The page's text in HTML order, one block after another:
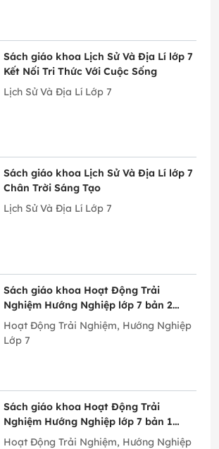
Sách giáo khoa Lịch Sử Và Địa Lí lớp 7
Kết Nối Tri Thức Với Cuộc Sống
Lịch Sử Và Địa Lí Lớp 7
Sách giáo khoa Lịch Sử Và Địa Lí lớp 7
Chân Trời Sáng Tạo
Lịch Sử Và Địa Lí Lớp 7
Sách giáo khoa Hoạt Động Trải
Nghiệm Hướng Nghiệp lớp 7 bản 2
Chân Trời Sáng Tạo
Hoạt Động Trải Nghiệm, Hướng Nghiệp
Lớp 7
Sách giáo khoa Hoạt Động Trải
Nghiệm Hướng Nghiệp lớp 7 bản 1
Chân Trời Sáng Tạo
Hoạt Động Trải Nghiệm, Hướng Nghiệp